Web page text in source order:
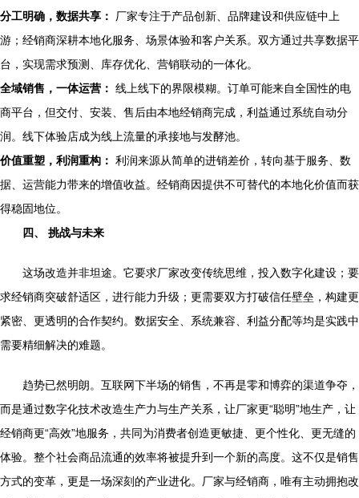
分工明确，数据共享：
厂家专注于产品创新、品牌建设和供应链中上
游；经销商深耕本地化服务、场景体验和客户关系。双方通过共享数据平
台，实现需求预测、库存优化、营销联动的一体化。
全域销售，一体运营： 线上线下的界限模糊。订单可能来自全国性的电
商平台，但交付、安装、售后由本地经销商完成，利益通过系统自动分
润。线下体验店成为线上流量的承接地与发酵池。
价值重塑，利润重构： 利润来源从简单的进销差价，转向基于服务、数
据、运营能力带来的增值收益。经销商因提供不可替代的本地化价值而获
得稳固地位。
四、 挑战与未来
这场改造并非坦途。它要求厂家改变传统思维，投入数字化建设；要
求经销商突破舒适区，进行能力升级；更需要双方打破信任壁垒，构建更
紧密、更透明的合作契约。数据安全、系统兼容、利益分配等均是实践中
需要精细解决的难题。
趋势已然明朗。互联网下半场的销售，不再是零和博弈的渠道争夺，
而是通过数字化技术改造生产力与生产关系，让厂家更“聪明”地生产，让
经销商更“高效”地服务，共同为消费者创造更敏捷、更个性化、更无缝的
体验。整个社会商品流通的效率将被提升到一个新的高度。这不仅是销售
方式的变革，更是一场深刻的产业进化。厂家与经销商，唯有主动拥抱改